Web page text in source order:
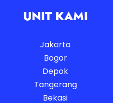
UNIT KAMI
Jakarta
Bogor
Depok
Tangerang
Bekasi